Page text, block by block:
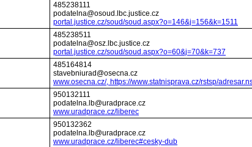
485238111
podatelna@osoud.lbc.justice.cz
portal.justice.cz/soud/soud.aspx?o=146&j=156&k=1511
485238511
podatelna@osz.lbc.justice.cz
portal.justice.cz/soud/soud.aspx?o=60&j=70&k=737
485164814
stavebniurad@osecna.cz
www.osecna.cz/, https://www.statnisprava.cz/rstsp/
950132111
podatelna.lb@uradprace.cz
www.uradprace.cz/liberec
950132362
podatelna.lb@uradprace.cz
www.uradprace.cz/liberec#cesky-dub